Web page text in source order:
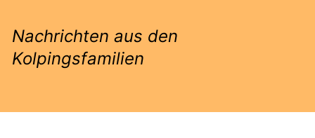
Nachrichten aus den
Kolpingsfamilien